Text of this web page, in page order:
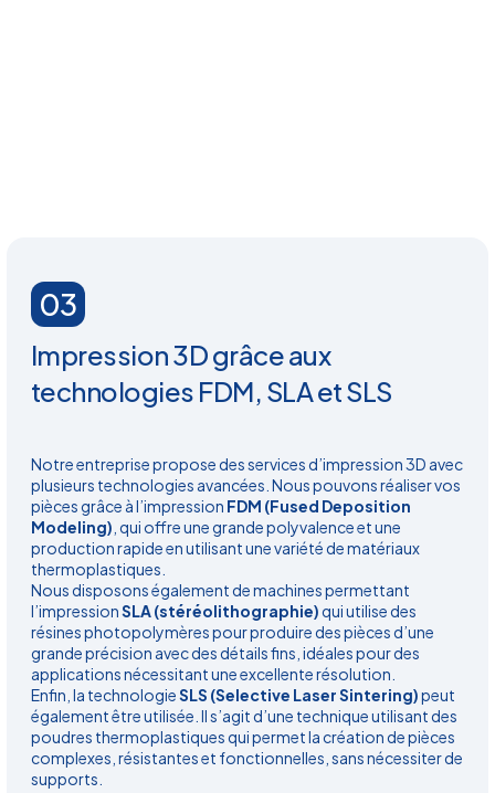
Impression 3D grâce aux
technologies FDM, SLA et SLS
03
Notre entreprise propose des services d’impression 3D avec
plusieurs technologies avancées. Nous pouvons réaliser vos
pièces grâce à l’impression FDM (Fused Deposition
Modeling) , qui offre une grande polyvalence et une
production rapide en utilisant une variété de matériaux
thermoplastiques.
Nous disposons également de machines permettant
l’impressionSLA (stéréolithographie)qui utilise des
résines photopolymères pour produire des pièces d’une
grande précision avec des détails fins, idéales pour des
applications nécessitant une excellente résolution.
Enfin, la technologieSLS (Selective Laser Sintering)peut
également être utilisée. Il s’agit d’une technique utilisant des
poudres thermoplastiques qui permet la création de pièces
complexes, résistantes et fonctionnelles, sans nécessiter de
supports.